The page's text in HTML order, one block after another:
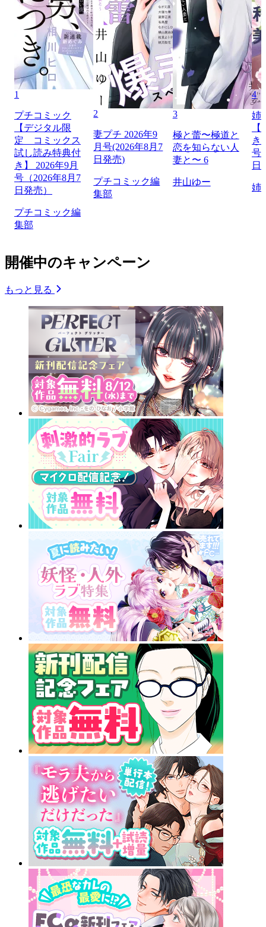
1
プチコミック
【デジタル限
定 コミックス
試し読み特典付
き】 2026年9月
号（2026年8月7
日発売）
プチコミック編
集部
2
妻プチ 2026年9
月号(2026年8月7
日発売)
プチコミック編
集部
3
極と蕾〜極道と
恋を知らない人
妻と〜 6
井山ゆー
4
姉
き
号
日
姉
開催中のキャンペーン
もっと見る